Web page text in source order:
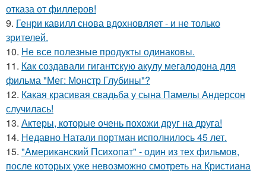
отказа от филлеров!
9. Генри кавилл снова вдохновляет - и не только
зрителей.
10. Не все полезные продукты одинаковы.
11. Как создавали гигантскую акулу мегалодона для
фильма "Мег: Монстр Глубины"?
12. Какая красивая свадьба у сына Памелы Андерсон
случилась!
13. Актеры, которые очень похожи друг на друга!
14. Недавно Натали портман исполнилось 45 лет.
15. "Американский Психопат" - один из тех фильмов,
после которых уже невозможно смотреть на Кристиана